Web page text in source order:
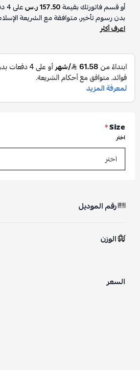
أو قسم فاتورتك بقيمة157.50 ر.س على4
بدون رسوم تأخير، متوافقة مع الشريعة
اعرف أكثر
Size
*
اختر
رقم الموديل
الوزن
السعر